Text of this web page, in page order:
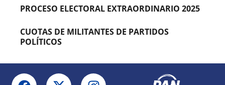
PROCESO ELECTORAL EXTRAORDINARIO 2025
CUOTAS DE MILITANTES DE PARTIDOS
POLÍTICOS